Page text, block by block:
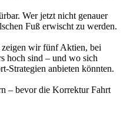
Wer jetzt nicht genauer
Fuß erwischt zu werden.
zeigen wir fünf Aktien, bei
hoch sind – und wo sich
Strategien anbieten könnten.
– bevor die Korrektur Fahrt